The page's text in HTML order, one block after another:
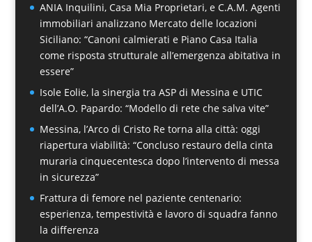
ANIA Inquilini, Casa Mia Proprietari, e C.A.M. Agenti
immobiliari analizzano Mercato delle locazioni
Siciliano: “Canoni calmierati e Piano Casa Italia
come risposta strutturale all’emergenza abitativa in
essere”
Isole Eolie, la sinergia tra ASP di Messina e UTIC
dell’A.O. Papardo: “Modello di rete che salva vite”
Messina, l’Arco di Cristo Re torna alla città: oggi
riapertura viabilità: “Concluso restauro della cinta
muraria cinquecentesca dopo l’intervento di messa
in sicurezza”
Frattura di femore nel paziente centenario:
esperienza, tempestività e lavoro di squadra fanno
la differenza